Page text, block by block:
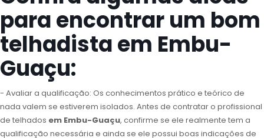
para encontrar um bom
telhadista em Embu-
Guaçu:
- Avaliar a qualificação: Os conhecimentos prático e teórico de
nada valem se estiverem isolados. Antes de contratar o profissional
de telhados em Embu-Guaçu, confirme se ele realmente tem a
qualificação necessária e ainda se ele possui boas indicações de